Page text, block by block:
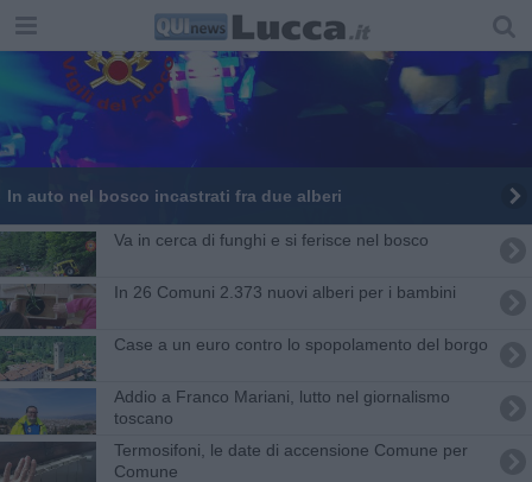
In auto nel bosco incastrati fra due alberi
Va in cerca di funghi e si ferisce nel bosco
In 26 Comuni 2.373 nuovi alberi per i bambini
Case a un euro contro lo spopolamento del borgo
Addio a Franco Mariani, lutto nel giornalismo
toscano
Termosifoni, le date di accensione Comune per
Comune